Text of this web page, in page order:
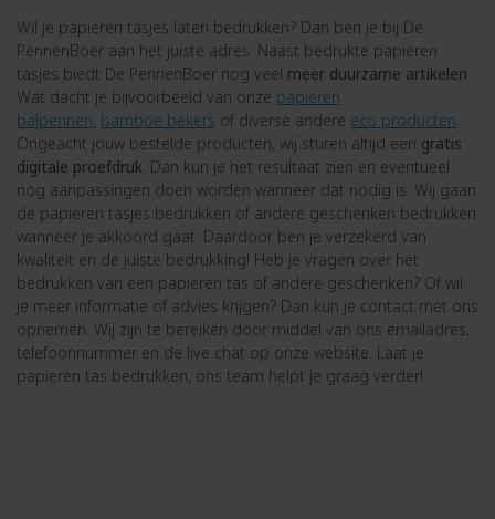
Wil je papieren tasjes laten bedrukken? Dan ben je bij De
PennenBoer aan het juiste adres. Naast bedrukte papieren
tasjes biedt De PennenBoer nog veel meer duurzame artikelen.
Wat dacht je bijvoorbeeld van onze papieren
balpennen, bamboe bekers of diverse andere eco producten.
Ongeacht jouw bestelde producten, wij sturen altijd een gratis
digitale proefdruk. Dan kun je het resultaat zien en eventueel
nog aanpassingen doen worden wanneer dat nodig is. Wij gaan
de papieren tasjes bedrukken of andere geschenken bedrukken
wanneer je akkoord gaat. Daardoor ben je verzekerd van
kwaliteit en de juiste bedrukking! Heb je vragen over het
bedrukken van een papieren tas of andere geschenken? Of wil
je meer informatie of advies krijgen? Dan kun je contact met ons
opnemen. Wij zijn te bereiken door middel van ons emailadres,
telefoonnummer en de live chat op onze website. Laat je
papieren tas bedrukken, ons team helpt je graag verder!